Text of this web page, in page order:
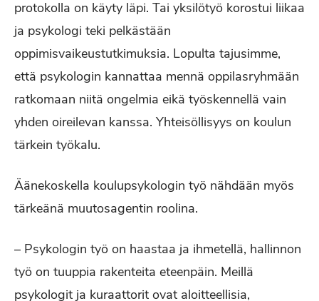
protokolla on käyty läpi. Tai yksilötyö korostui liikaa
ja psykologi teki pelkästään
oppimisvaikeustutkimuksia. Lopulta tajusimme,
että psykologin kannattaa mennä oppilasryhmään
ratkomaan niitä ongelmia eikä työskennellä vain
yhden oireilevan kanssa. Yhteisöllisyys on koulun
tärkein työkalu.
Äänekoskella koulupsykologin työ nähdään myös
tärkeänä muutosagentin roolina.
– Psykologin työ on haastaa ja ihmetellä, hallinnon
työ on tuuppia rakenteita eteenpäin. Meillä
psykologit ja kuraattorit ovat aloitteellisia,